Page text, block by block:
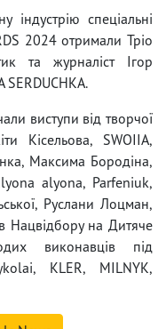
індустрію спеціальні
2024 отримали Тріо
та журналіст Ігор
SERDUCHKA.
виступи від творчої
Кісельова, SWOIIA,
Максима Бородіна,
alyona, Parfeniuk,
Руслани Лоцман,
Нацвідбору на Дитяче
виконавців під
KLER, MILNYK,